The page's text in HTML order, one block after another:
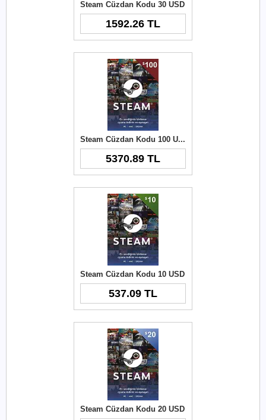
Steam Cüzdan Kodu 30 USD
1592.26 TL
Steam Cüzdan Kodu 100 USD
5370.89 TL
Steam Cüzdan Kodu 10 USD
537.09 TL
Steam Cüzdan Kodu 20 USD